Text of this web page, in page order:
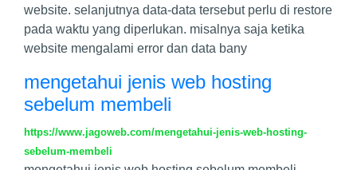
website. selanjutnya data-data tersebut perlu di restore
pada waktu yang diperlukan. misalnya saja ketika
website mengalami error dan data bany
mengetahui jenis web hosting
sebelum membeli
https://www.jagoweb.com/mengetahui-jenis-web-hosting-
sebelum-membeli